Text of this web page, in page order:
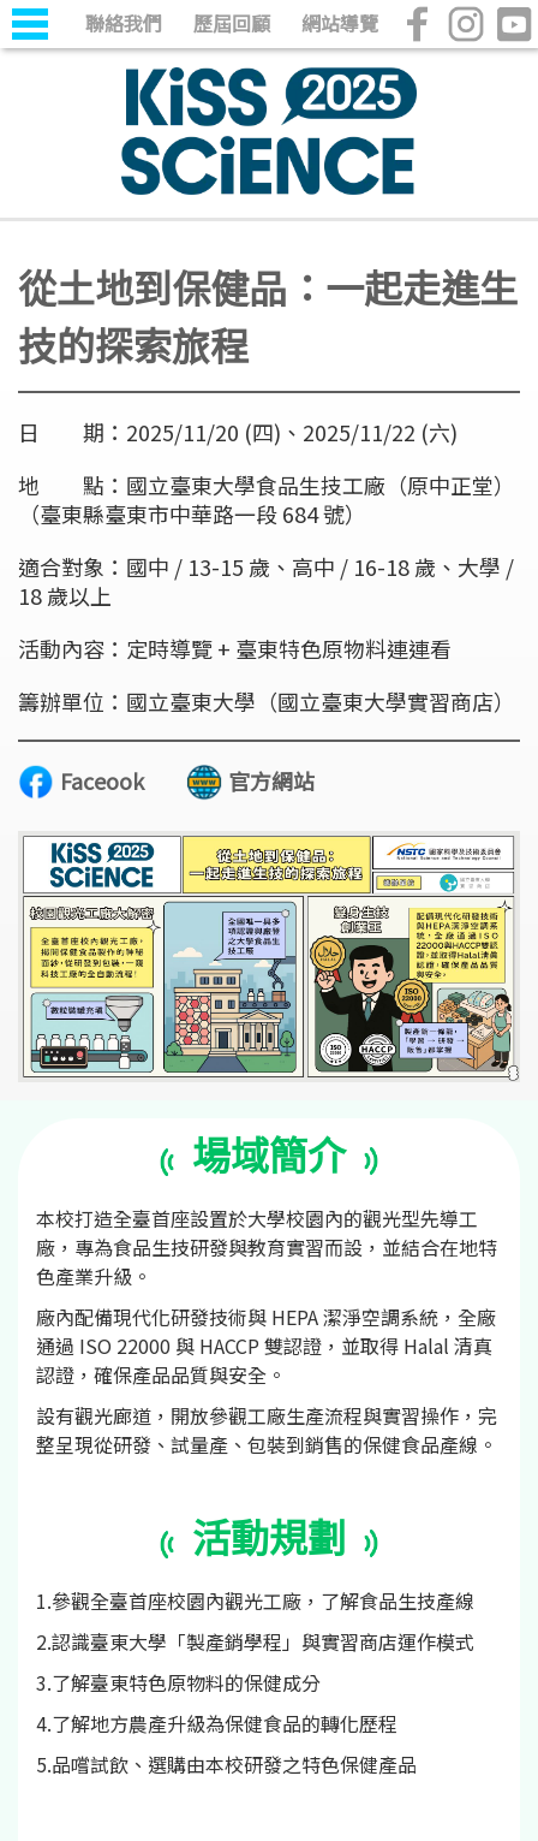
聯絡我們 歷屆回顧 網站導覽
從土地到保健品：一起走進生
技的探索旅程
日 期：2025/11/20 (四)、2025/11/22 (六)
地 點：國立臺東大學食品生技工廠（原中正堂）
（臺東縣臺東市中華路一段 684 號）
適合對象：國中 / 13-15 歲、高中 / 16-18 歲、大學 /
18 歲以上
活動內容：定時導覽 + 臺東特色原物料連連看
籌辦單位：國立臺東大學（國立臺東大學實習商店）
Faceook 官方網站
場域簡介
本校打造全臺首座設置於大學校園內的觀光型先導工
廠，專為食品生技研發與教育實習而設，並結合在地特
色產業升級。
廠內配備現代化研發技術與 HEPA 潔淨空調系統，全廠
通過 ISO 22000 與 HACCP 雙認證，並取得 Halal 清真
認證，確保產品品質與安全。
設有觀光廊道，開放參觀工廠生產流程與實習操作，完
整呈現從研發、試量產、包裝到銷售的保健食品產線。
活動規劃
1.參觀全臺首座校園內觀光工廠，了解食品生技產線
2.認識臺東大學「製產銷學程」與實習商店運作模式
3.了解臺東特色原物料的保健成分
4.了解地方農產升級為保健食品的轉化歷程
5.品嚐試飲、選購由本校研發之特色保健產品